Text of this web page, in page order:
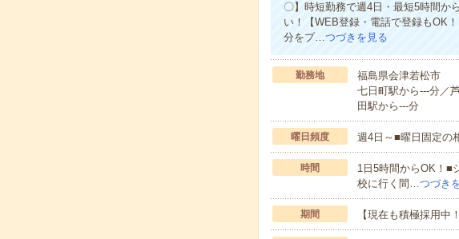
〇】時短勤務で週4日・最短5時間か
い！【WEB登録・電話で登録もOK
分をプ…つづきを見る
勤務地
福島県会津若松市
七日町駅から---分／
田駅から---分
曜日頻度 週4日～■曜日固定の
時間
1日5時間からOK！■
校に行く間…つづき
期間 【現在も積極採用中